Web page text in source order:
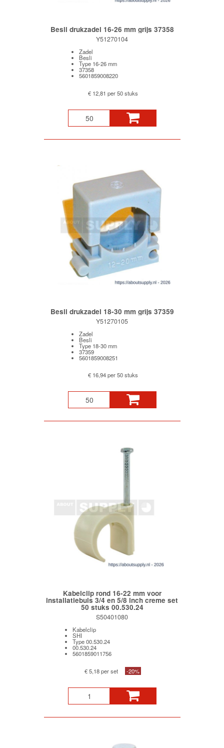
Besli drukzadel 16-26 mm grijs 37358
Y51270104
Zadel
Besli
Type 16-26 mm
37358
5601859008220
€ 12,81 per 50 stuks
Besli drukzadel 18-30 mm grijs 37359
Y51270105
Zadel
Besli
Type 18-30 mm
37359
5601859008251
€ 16,94 per 50 stuks
Kabelclip rond 16-22 mm voor
installatiebuis 3/4 en 5/8 inch creme set
50 stuks 00.530.24
S50401080
Kabelclip
SHI
Type 00.530.24
00.530.24
5601859011756
€ 5,18 per set -20%